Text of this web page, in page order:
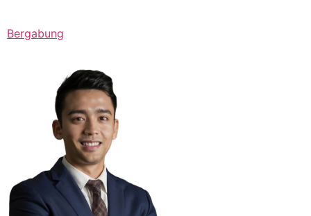
Bergabung